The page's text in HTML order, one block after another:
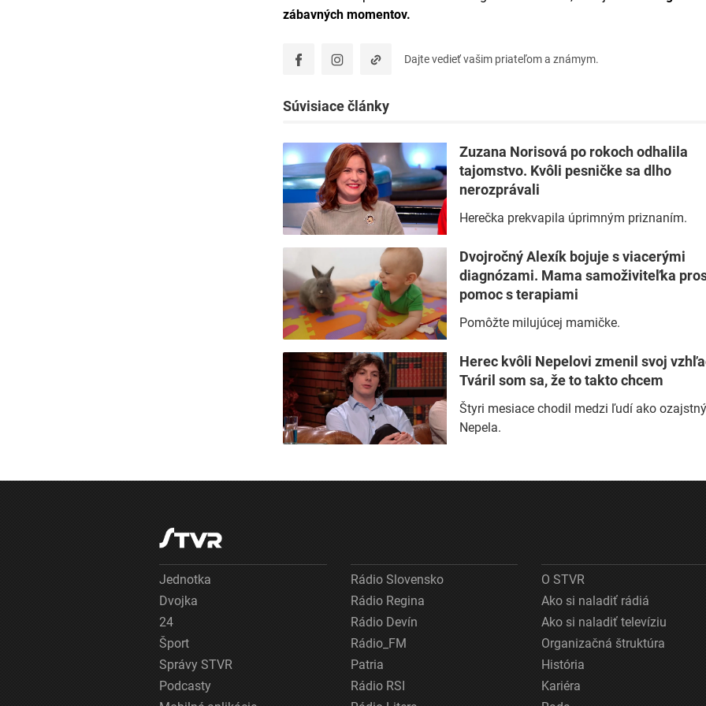
zábavných momentov.
Dajte vedieť vašim priateľom a známym.
Súvisiace články
Zuzana Norisová po rokoch odhalila
tajomstvo. Kvôli pesničke sa dlho
nerozprávali
Herečka prekvapila úprimným priznaním.
Dvojročný Alexík bojuje s viacerými
diagnózami. Mama samoživiteľka
pomoc s terapiami
Pomôžte milujúcej mamičke.
Herec kvôli Nepelovi zmenil svoj
Tváril som sa, že to takto chcem
Štyri mesiace chodil medzi ľudí ako
Nepela.
Jednotka
Dvojka
24
Šport
Správy STVR
Podcasty
Rádio Slovensko
Rádio Regina
Rádio Devín
Rádio_FM
Patria
Rádio RSI
O STVR
Ako si naladiť rádiá
Ako si naladiť televíziu
Organizačná štruktúra
História
Kariéra